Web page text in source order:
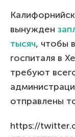
вынужден
тысяч, чтобы
госпиталя в
требуют
отправлены
https://